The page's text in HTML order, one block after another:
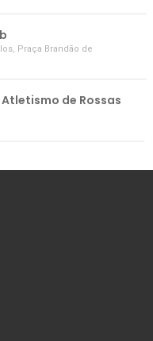
, Praça Brandão de
de Rossas